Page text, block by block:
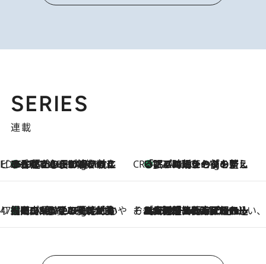
SERIES
連載
ビューティいいもの集め EDITORS' BEST
17 Minutes Ago
35℃超えの日の夜、枕にひと吹き！ BAUMのルームスプレーが、ひのきの香りで心まで解きほぐす CREA'S CHOICE
17 Minutes Ago
「眠る時刻をセットする」——眠りの前を整える、バルミューダの新しいアプローチ
47都道府県の手みやげ ひんやりスイーツで夏を満喫
17 Minutes Ago
【岡山県】この夏絶対食べたい 冷やしておいしいおやつ3選 フルーツが主役のプリンやアイスが勢揃い そおだよおこの関西おいしい、おやつ紀行
2026.8.9
［大阪府箕面市］一皿一皿目の前で仕上げられる、料理を巧みに組み込んだアシェットデセールコース「ミチル アシェット デセール（Michiru assiette dessert）」